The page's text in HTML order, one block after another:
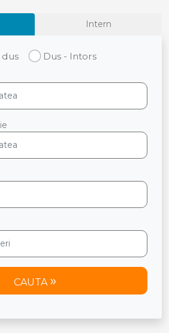
Intern
dus Dus - Intors
CAUTA